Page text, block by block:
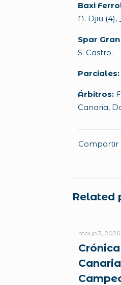
Baxi
N. Djiu (4),
Spar
S. Castro.
Parciales:
Árbitros:
Canaria,
Compartir
Related
mayo 3, 2026